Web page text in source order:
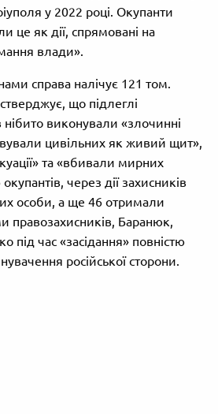
у 2022 році. Окупанти
це як дії, спрямовані на
влади».
справа налічує 121 том.
що підлеглі
нібито виконували «злочинні
цивільних як живий щит»,
та «вбивали мирних
через дії захисників
особи, а ще 46 отримали
правозахисників, Баранюк,
під час «засідання» повністю
російської сторони.